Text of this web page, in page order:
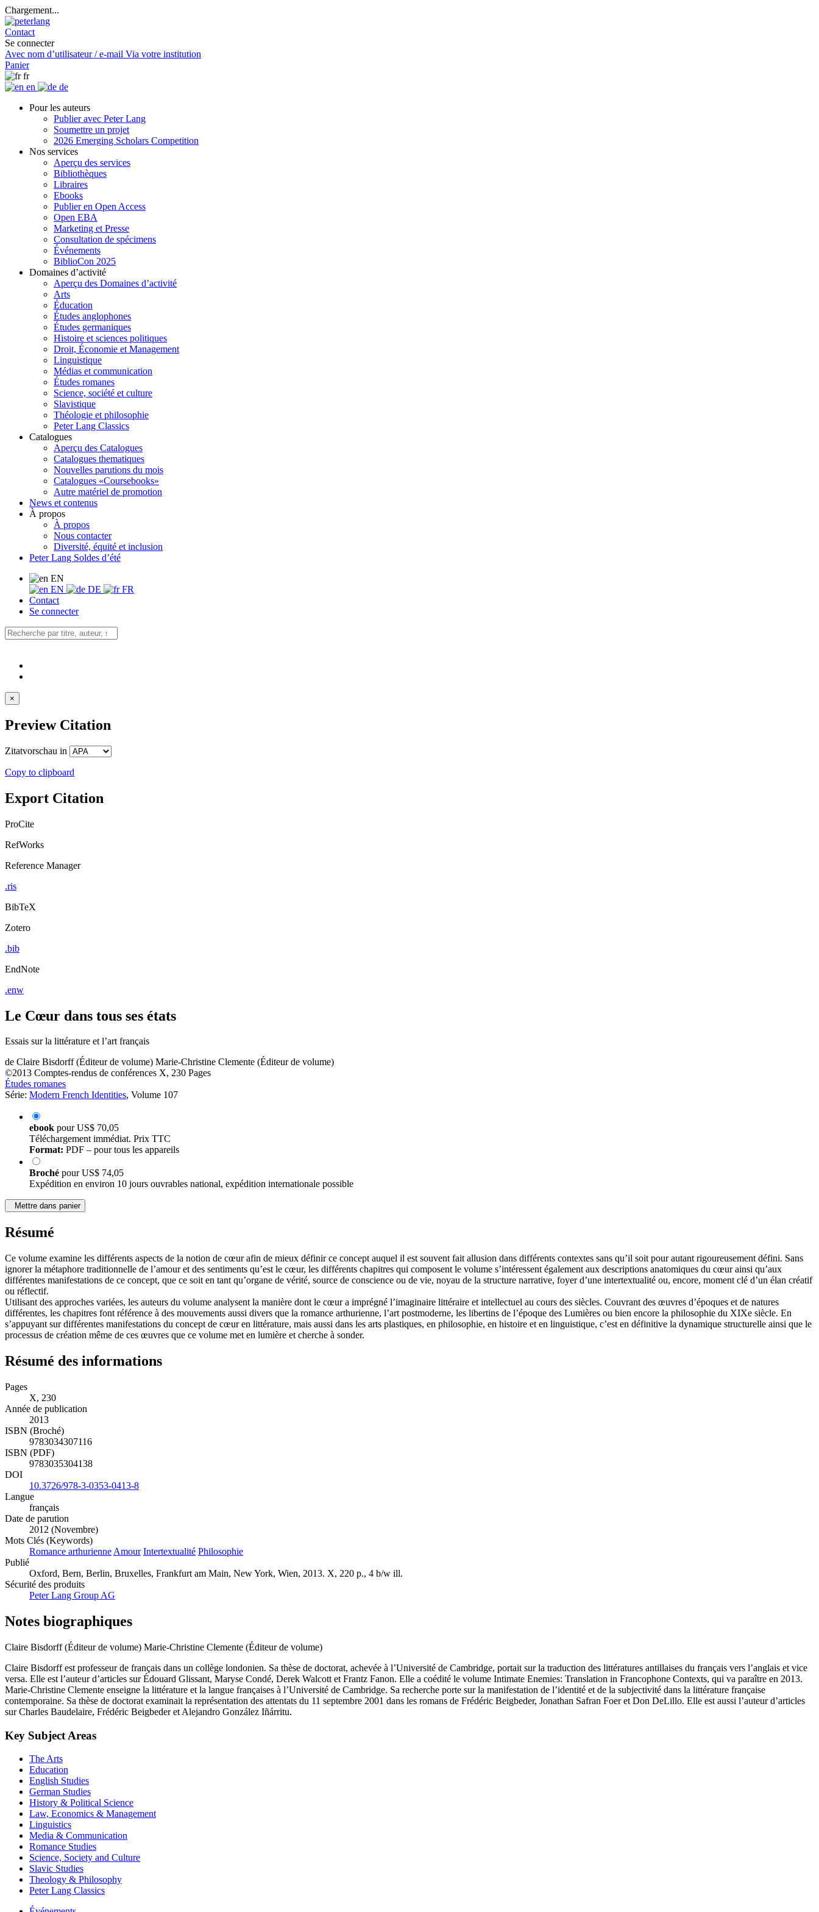
Chargement...
Contact
Se connecter
Avec nom d’utilisateur / e-mail Via votre institution
Panier
fr
en
de
Pour les auteurs
Publier avec Peter Lang
Soumettre un projet
2026 Emerging Scholars Competition
Nos services
Aperçu des services
Bibliothèques
Libraires
Ebooks
Publier en Open Access
Open EBA
Marketing et Presse
Consultation de spécimens
Événements
BiblioCon 2025
Domaines d’activité
Aperçu des Domaines d’activité
Arts
Éducation
Études anglophones
Études germaniques
Histoire et sciences politiques
Droit, Économie et Management
Linguistique
Médias et communication
Études romanes
Science, société et culture
Slavistique
Théologie et philosophie
Peter Lang Classics
Catalogues
Aperçu des Catalogues
Catalogues thematiques
Nouvelles parutions du mois
Catalogues «Coursebooks»
Autre matériel de promotion
News et contenus
À propos
À propos
Nous contacter
Diversité, équité et inclusion
Peter Lang Soldes d’été
EN
EN
DE
FR
Contact
Se connecter
×
Preview Citation
Zitatvorschau in
Copy to clipboard
Export Citation
ProCite
RefWorks
Reference Manager
.ris
BibTeX
Zotero
.bib
EndNote
.enw
Le Cœur dans tous ses états
Essais sur la littérature et l’art français
de Claire Bisdorff (Éditeur de volume) Marie-Christine Clemente (Éditeur de volume)
©2013 Comptes-rendus de conférences X, 230 Pages
Études romanes
Série: Modern French Identities, Volume 107
ebook pourUS$ 70,05
Téléchargement immédiat. Prix TTC
Format: PDF – pour tous les appareils
Broché pourUS$ 74,05
Expédition en environ 10 jours ouvrables national, expédition internationale possible
Mettre dans panier
Résumé
Ce volume examine les différents aspects de la notion de cœur afin de mieux définir ce concept auquel il est souvent fait allusion dans différents contextes sans qu’il soit pour autant rigoureusement défini. Sans
ignorer la métaphore traditionnelle de l’amour et des sentiments qu’est le cœur, les différents chapitres qui composent le volume s’intéressent également aux descriptions anatomiques du cœur ainsi qu’aux
différentes manifestations de ce concept, que ce soit en tant qu’organe de vérité, source de conscience ou de vie, noyau de la structure narrative, foyer d’une intertextualité ou, encore, moment clé d’un élan créatif
ou réflectif.
Utilisant des approches variées, les auteurs du volume analysent la manière dont le cœur a imprégné l’imaginaire littéraire et intellectuel au cours des siècles. Couvrant des œuvres d’époques et de natures
différentes, les chapitres font référence à des mouvements aussi divers que la romance arthurienne, l’art postmoderne, les libertins de l’époque des Lumières ou bien encore la philosophie du XIXe siècle. En
s’appuyant sur différentes manifestations du concept de cœur en littérature, mais aussi dans les arts plastiques, en philosophie, en histoire et en linguistique, c’est en définitive la dynamique structurelle ainsi que le
processus de création même de ces œuvres que ce volume met en lumière et cherche à sonder.
Résumé des informations
Pages
X, 230
Année de publication
2013
ISBN (Broché)
9783034307116
ISBN (PDF)
9783035304138
DOI
10.3726/978-3-0353-0413-8
Langue
français
Date de parution
2012 (Novembre)
Mots Clés (Keywords)
Romance arthurienne Amour Intertextualité Philosophie
Publié
Oxford, Bern, Berlin, Bruxelles, Frankfurt am Main, New York, Wien, 2013. X, 220 p., 4 b/w ill.
Sécurité des produits
Peter Lang Group AG
Notes biographiques
Claire Bisdorff (Éditeur de volume) Marie-Christine Clemente (Éditeur de volume)
Claire Bisdorff est professeur de français dans un collège londonien. Sa thèse de doctorat, achevée à l’Université de Cambridge, portait sur la traduction des littératures antillaises du français vers l’anglais et vice
versa. Elle est l’auteur d’articles sur Édouard Glissant, Maryse Condé, Derek Walcott et Frantz Fanon. Elle a coédité le volume Intimate Enemies: Translation in Francophone Contexts, qui va paraître en 2013.
Marie-Christine Clemente enseigne la littérature et la langue françaises à l’Université de Cambridge. Sa recherche porte sur la manifestation de l’identité et de la subjectivité dans la littérature française
contemporaine. Sa thèse de doctorat examinait la représentation des attentats du 11 septembre 2001 dans les romans de Frédéric Beigbeder, Jonathan Safran Foer et Don DeLillo. Elle est aussi l’auteur d’articles
sur Charles Baudelaire, Frédéric Beigbeder et Alejandro González Iñárritu.
Key Subject Areas
The Arts
Education
English Studies
German Studies
History & Political Science
Law, Economics & Management
Linguistics
Media & Communication
Romance Studies
Science, Society and Culture
Slavic Studies
Theology & Philosophy
Peter Lang Classics